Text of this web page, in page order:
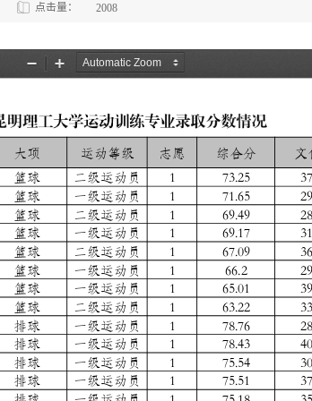
点击量： 2008